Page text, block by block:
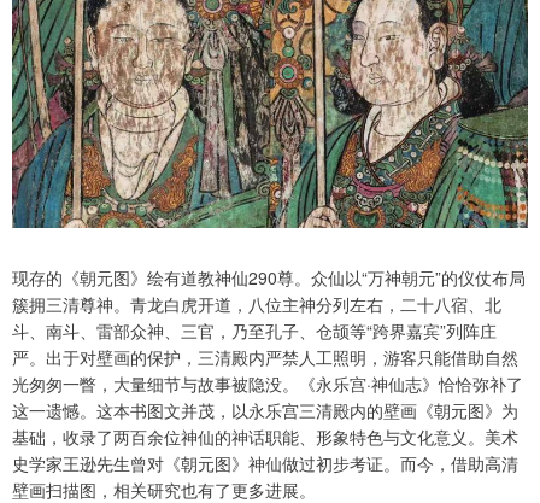
现存的《朝元图》绘有道教神仙290尊。众仙以“万神朝元”的仪仗布局
簇拥三清尊神。青龙白虎开道，八位主神分列左右，二十八宿、北
斗、南斗、雷部众神、三官，乃至孔子、仓颉等“跨界嘉宾”列阵庄
严。出于对壁画的保护，三清殿内严禁人工照明，游客只能借助自然
光匆匆一瞥，大量细节与故事被隐没。《永乐宫·神仙志》恰恰弥补了
这一遗憾。这本书图文并茂，以永乐宫三清殿内的壁画《朝元图》为
基础，收录了两百余位神仙的神话职能、形象特色与文化意义。美术
史学家王逊先生曾对《朝元图》神仙做过初步考证。而今，借助高清
壁画扫描图，相关研究也有了更多进展。